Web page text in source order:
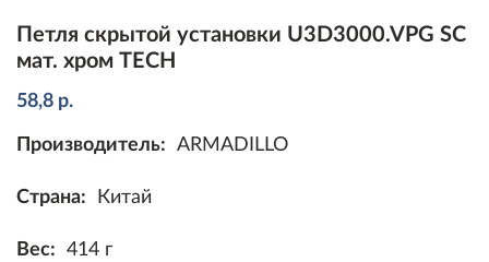
Петля скрытой установки U3D3000.VPG SC
мат. хром TECH
58,8 р.
Производитель: ARMADILLO
Страна: Китай
Вес: 414 г